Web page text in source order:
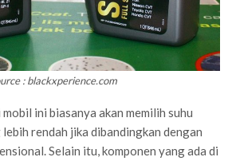
: blackxperience.com
ini biasanya akan memilih suhu
rendah jika dibandingkan dengan
Selain itu, komponen yang ada di